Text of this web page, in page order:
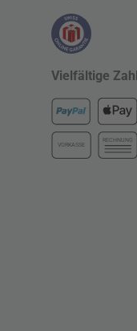
Vielfältige
VORKASSE
RECHNUNG